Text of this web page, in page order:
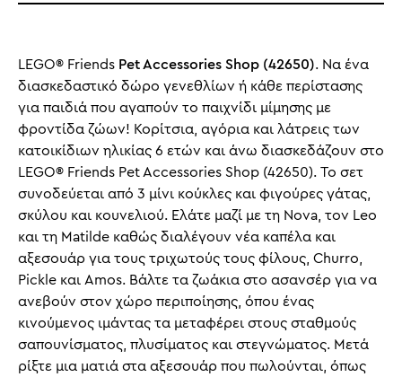
LEGO® Friends Pet Accessories Shop (42650). Να ένα
διασκεδαστικό δώρο γενεθλίων ή κάθε περίστασης
για παιδιά που αγαπούν το παιχνίδι μίμησης με
φροντίδα ζώων! Κορίτσια, αγόρια και λάτρεις των
κατοικίδιων ηλικίας 6 ετών και άνω διασκεδάζουν στο
LEGO® Friends Pet Accessories Shop (42650). Το σετ
συνοδεύεται από 3 μίνι κούκλες και φιγούρες γάτας,
σκύλου και κουνελιού. Ελάτε μαζί με τη Nova, τον Leo
και τη Matilde καθώς διαλέγουν νέα καπέλα και
αξεσουάρ για τους τριχωτούς τους φίλους, Churro,
Pickle και Amos. Βάλτε τα ζωάκια στο ασανσέρ για να
ανεβούν στον χώρο περιποίησης, όπου ένας
κινούμενος ιμάντας τα μεταφέρει στους σταθμούς
σαπουνίσματος, πλυσίματος και στεγνώματος. Μετά
ρίξτε μια ματιά στα αξεσουάρ που πωλούνται, όπως